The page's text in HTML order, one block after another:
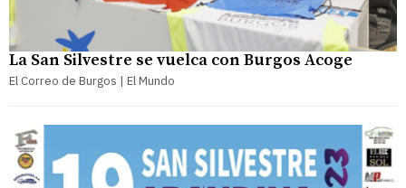
La San Silvestre se vuelca con Burgos Acoge
El Correo de Burgos | El Mundo